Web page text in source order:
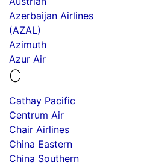
Azerbaijan Airlines
(AZAL)
Azimuth
Azur Air
C
Cathay Pacific
Centrum Air
Chair Airlines
China Eastern
China Southern